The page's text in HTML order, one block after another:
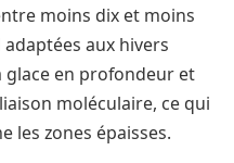
moins dix et moins
aux hivers
glace en profondeur et
moléculaire, ce qui
les zones épaisses.